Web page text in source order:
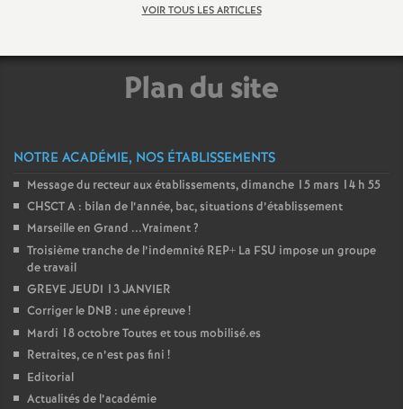
O
é
a
VOIR TOUS LES ARTICLES
Plan du site
NOTRE ACADÉMIE, NOS ÉTABLISSEMENTS
Message du recteur aux établissements, dimanche 15 mars 14 h 55
CHSCT A : bilan de l’année, bac, situations d’établissement
Marseille en Grand ...Vraiment?
Troisième tranche de l’indemnité REP+ La FSU impose un groupe
de travail
GREVE JEUDI 13 JANVIER
Corriger le DNB : une épreuve!
Mardi 18 octobre Toutes et tous mobilisé.es
Retraites, ce n’est pas fini !
Editorial
Actualités de l’académie